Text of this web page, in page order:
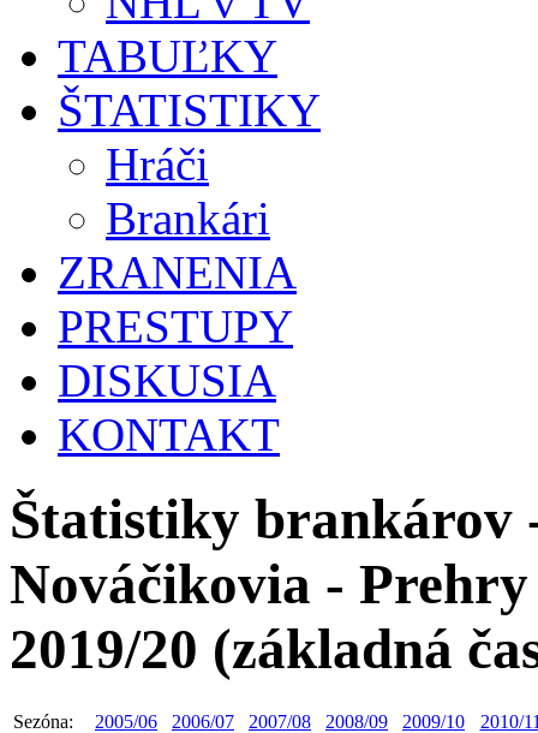
TABUĽKY
ŠTATISTIKY
Hráči
Brankári
ZRANENIA
PRESTUPY
DISKUSIA
KONTAKT
Štatistiky brankárov
Nováčikovia - Prehry
2019/20 (základná
Sezóna: 2005/06 2006/07 2007/08 2008/09 2009/10
2010/